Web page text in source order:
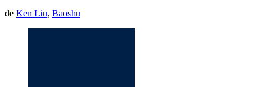
de Ken Liu, Baoshu